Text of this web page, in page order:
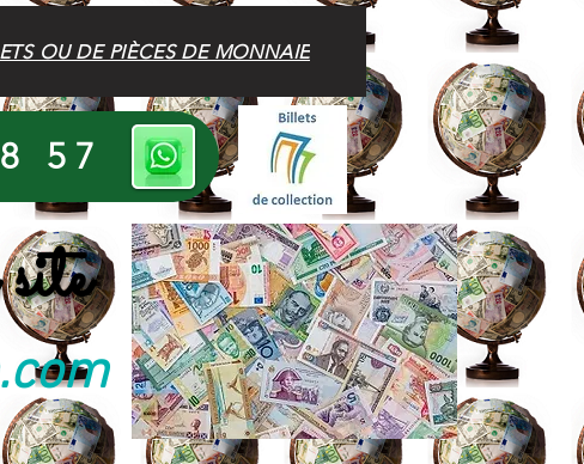
OU DE PIÈCES DE MONNAIE
57